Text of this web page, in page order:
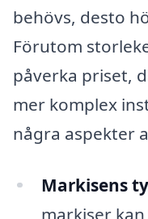
behövs, desto
Förutom
påverka priset,
mer komplex
några aspekter
Markisens
markiser